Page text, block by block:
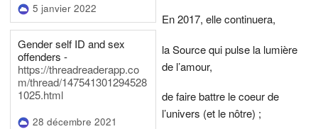
5 janvier 2022
Gender self ID and sex
offenders -
https://threadreaderapp.co
m/thread/147541301294528
1025.html
28 décembre 2021
En 2017, elle continuera,
la Source qui pulse la lumière
de l’amour,
de faire battre le coeur de
l’univers (et le nôtre) ;